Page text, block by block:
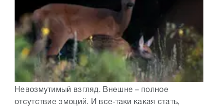
Невозмутимый взгляд. Внешне – полное
отсутствие эмоций. И все-таки какая стать,